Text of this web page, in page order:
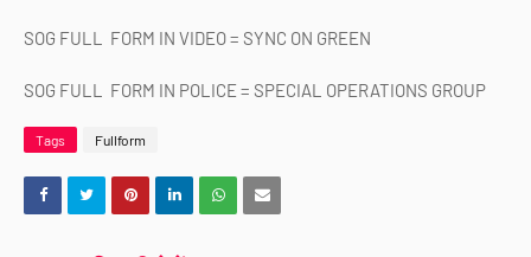
SOG FULL FORM IN VIDEO = SYNC ON GREEN
SOG FULL FORM IN POLICE = SPECIAL OPERATIONS GROUP
Tags Fullform